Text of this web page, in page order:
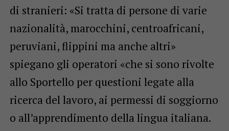
di stranieri: «Si tratta di persone di varie
nazionalità, marocchini, centroafricani,
peruviani, flippini ma anche altri»
spiegano gli operatori «che si sono rivolte
allo Sportello per questioni legate alla
ricerca del lavoro, ai permessi di soggiorno
o all’apprendimento della lingua italiana.